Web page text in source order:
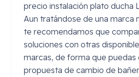
precio instalación plato ducha
Aun tratándose de una marca
te recomendamos que
soluciones con otras
marcas, de forma que puedas
propuesta de cambio de